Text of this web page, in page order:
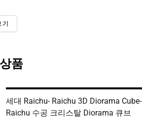
품
세대 Raichu- Raichu 3D Diorama Cube-
Raichu 수공 크리스탈 Diorama 큐브